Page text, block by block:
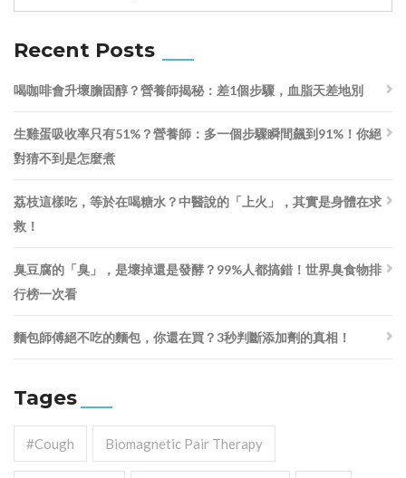
Recent Posts
喝咖啡會升壞膽固醇？營養師揭秘：差1個步驟，血脂天差地別
生雞蛋吸收率只有51%？營養師：多一個步驟瞬間飆到91%！你絕
對猜不到是怎麼煮
荔枝這樣吃，等於在喝糖水？中醫說的「上火」，其實是身體在求
救！
臭豆腐的「臭」，是壞掉還是發酵？99%人都搞錯！世界臭食物排
行榜一次看
麵包師傅絕不吃的麵包，你還在買？3秒判斷添加劑的真相！
Tages
#cough Biomagnetic Pair Therapy